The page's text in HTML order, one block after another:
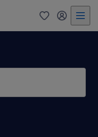
0 my